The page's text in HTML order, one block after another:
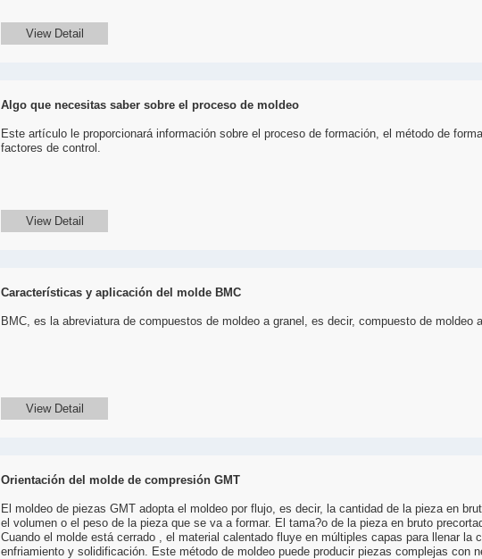
View Detail
Algo que necesitas saber sobre el proceso de moldeo
Este artículo le proporcionará información sobre el proceso de formación, el método de
factores de control.
View Detail
Características y aplicación del molde BMC
BMC, es la abreviatura de compuestos de moldeo a granel, es decir, compuesto de moldeo
View Detail
Orientación del molde de compresión GMT
El moldeo de piezas GMT adopta el moldeo por flujo, es decir, la cantidad de la pieza en
el volumen o el peso de la pieza que se va a formar. El tama?o de la pieza en bruto
Cuando el molde está cerrado , el material calentado fluye en múltiples capas para llenar la
enfriamiento y solidificación. Este método de moldeo puede producir piezas complejas con